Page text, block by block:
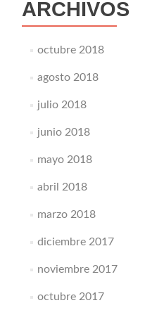
ARCHIVOS
octubre 2018
agosto 2018
julio 2018
junio 2018
mayo 2018
abril 2018
marzo 2018
diciembre 2017
noviembre 2017
octubre 2017